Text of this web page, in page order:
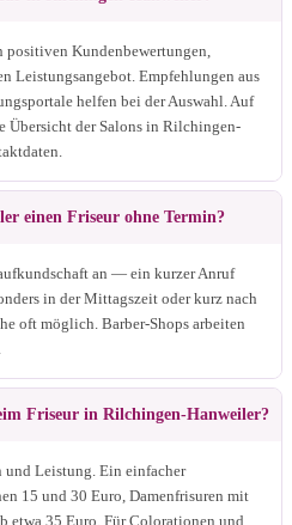
positiven Kundenbewertungen,
Leistungsangebot. Empfehlungen aus
helfen bei der Auswahl. Auf
Übersicht der Salons in Rilchingen-
einen Friseur ohne Termin?
an — ein kurzer Anruf
in der Mittagszeit oder kurz nach
oft möglich. Barber-Shops arbeiten
Friseur in Rilchingen-Hanweiler?
und Leistung. Ein einfacher
15 und 30 Euro, Damenfrisuren mit
etwa 35 Euro. Für Colorationen und